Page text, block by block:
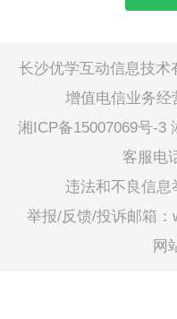
长沙优学互动信息技
增值电信业务经
湘ICP备15007069号-3
客服电
违法和不良信息
举报/反馈/投诉邮箱
网